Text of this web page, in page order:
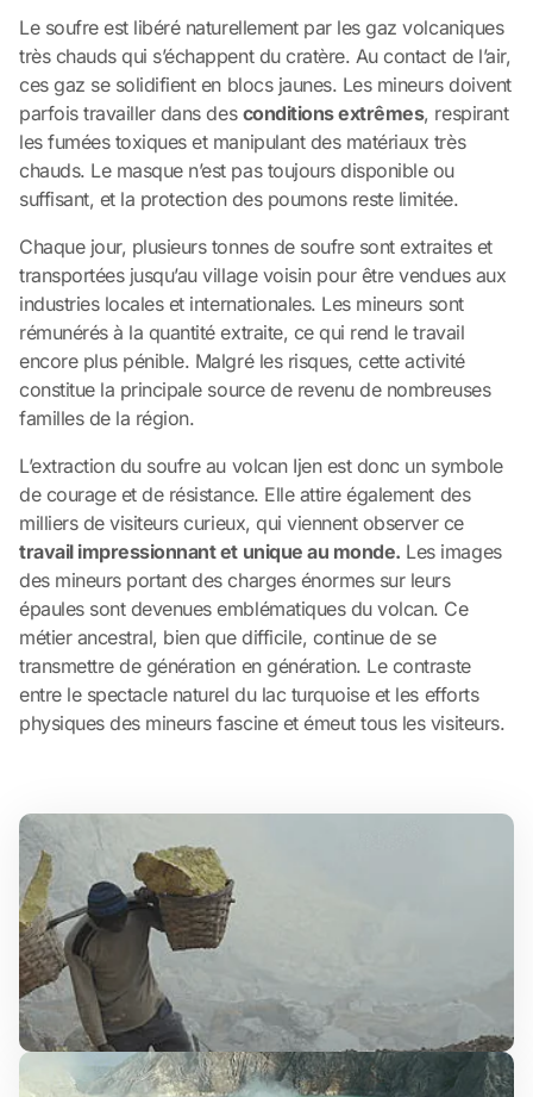
Le soufre est libéré naturellement par les gaz volcaniques
très chauds qui s’échappent du cratère. Au contact de l’air,
ces gaz se solidifient en blocs jaunes. Les mineurs doivent
parfois travailler dans des conditions extrêmes, respirant
les fumées toxiques et manipulant des matériaux très
chauds. Le masque n’est pas toujours disponible ou
suffisant, et la protection des poumons reste limitée.
Chaque jour, plusieurs tonnes de soufre sont extraites et
transportées jusqu’au village voisin pour être vendues aux
industries locales et internationales. Les mineurs sont
rémunérés à la quantité extraite, ce qui rend le travail
encore plus pénible. Malgré les risques, cette activité
constitue la principale source de revenu de nombreuses
familles de la région.
L’extraction du soufre au volcan Ijen est donc un symbole
de courage et de résistance. Elle attire également des
milliers de visiteurs curieux, qui viennent observer ce
travail impressionnant et unique au monde. Les images
des mineurs portant des charges énormes sur leurs
épaules sont devenues emblématiques du volcan. Ce
métier ancestral, bien que difficile, continue de se
transmettre de génération en génération. Le contraste
entre le spectacle naturel du lac turquoise et les efforts
physiques des mineurs fascine et émeut tous les visiteurs.